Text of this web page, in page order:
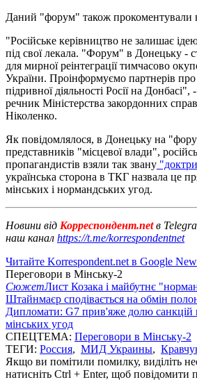
Даний "форум" також
"Російське керівництво не залишає
під свої лекала. "Форум" в Донецьку -
для мирної реінтеграції тимчасово
України. Проінформуємо партнерів
підривної діяльності Росії на Донбасі",
речник Міністерства закордонних
Ніколенко.
Як повідомлялося, в Донецьку на
представників "місцевої влади",
пропагандистів взяли так звану
українська сторона в ТКГ назвала це
мінських і нормандських угод.
Новини від Корреспондент.netв
наш канал https://t.me/korrespondentnet
Читайте Korrespondent.net в Google
Переговори в Мінську-2
СюжетЛист Козака і майбутнє
Штайнмаєр сподівається на обмін
Дипломати: G7 прив'яже долю санкцій
мінських угод
СПЕЦТЕМА: Переговори в Мінську-2
ТЕГИ: Россия, МИД Украины,
Якщо ви помітили помилку, виділіть
натисніть Ctrl + Enter, щоб повідомити